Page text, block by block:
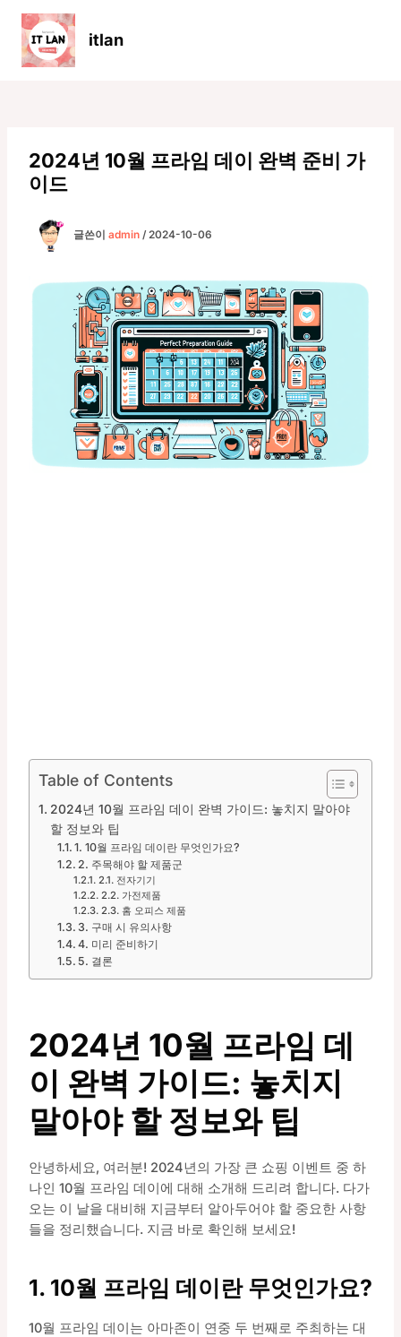
itlan
2024년 10월 프라임 데이 완벽 준비 가
이드
글쓴이 admin /2024-10-06
Table of Contents
2024년 10월 프라임 데이 완벽 가이드: 놓치지 말아야
할 정보와 팁
1. 10월 프라임 데이란 무엇인가요?
2. 주목해야 할 제품군
2.1. 전자기기
2.2. 가전제품
2.3. 홈 오피스 제품
3. 구매 시 유의사항
4. 미리 준비하기
5. 결론
2024년 10월 프라임 데
이 완벽 가이드: 놓치지
말아야 할 정보와 팁
안녕하세요, 여러분! 2024년의 가장 큰 쇼핑 이벤트 중 하
나인 10월 프라임 데이에 대해 소개해 드리려 합니다. 다가
오는 이 날을 대비해 지금부터 알아두어야 할 중요한 사항
들을 정리했습니다. 지금 바로 확인해 보세요!
1. 10월 프라임 데이란 무엇인가요?
10월 프라임 데이는 아마존이 연중 두 번째로 주최하는 대